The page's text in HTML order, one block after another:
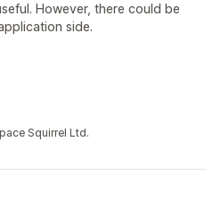
However, there could be
side.
Squirrel Ltd.